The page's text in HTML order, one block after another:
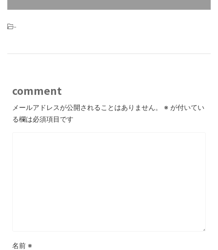
-
comment
メールアドレスが公開されることはありません。 ※ が付いてい
る欄は必須項目です
名前 ※